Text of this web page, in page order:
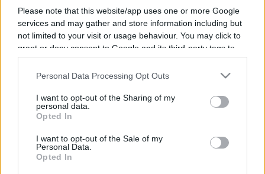
Please note that this website/app uses one or more Google
services and may gather and store information including but
not limited to your visit or usage behaviour. You may click to
grant or deny consent to Google and its third-party tags to
use your data for below specified purposes in below Google
consent section.
Personal Data Processing Opt Outs
I want to opt-out of the Sharing of my
personal data.
Opted In
I want to opt-out of the Sale of my
Personal Data.
Opted In
English
English
Keresés oldalakon, hírekben, eseményekben, cikkekben.
Gorácz Anikó
kommunikációs vezető és felelős szerkesztő, MCC Press
Gorácz Anikó az MCC Press kommunikációs vezetője és felelős